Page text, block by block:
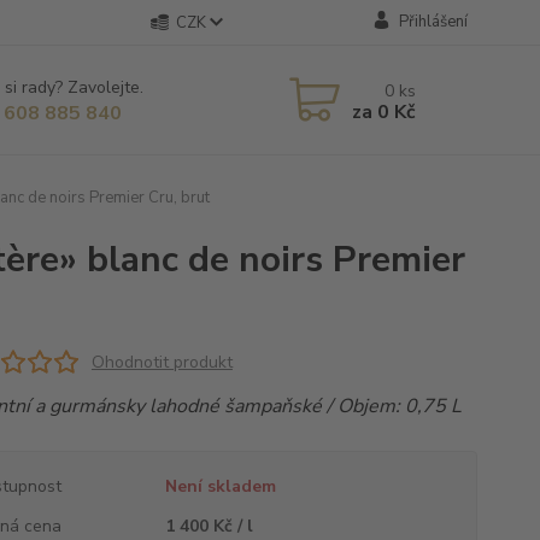
CZK Přihlášení
rady? Zavolejte.
885 840
0 ks
za 0 Kč
de noirs Premier Cru, brut
blanc de noirs Premier
Ohodnotit produkt
a gurmánsky lahodné šampaňské / Objem: 0,75 L
Není skladem
cena
1 400 Kč / l